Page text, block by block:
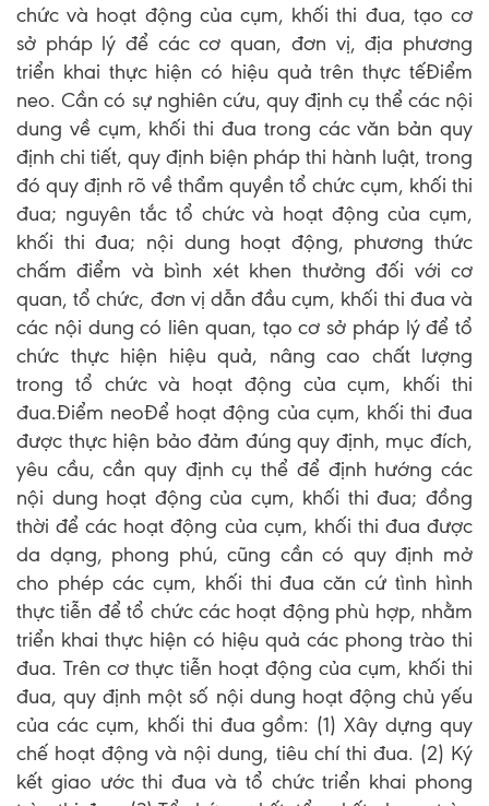
chức và hoạt động của cụm, khối thi đua, tạo cơ
sở pháp lý để các cơ quan, đơn vị, địa phương
triển khai thực hiện có hiệu quả trên thực tếĐiểm
neo. Cần có sự nghiên cứu, quy định cụ thể các nội
dung về cụm, khối thi đua trong các văn bản quy
định chi tiết, quy định biện pháp thi hành luật, trong
đó quy định rõ về thẩm quyền tổ chức cụm, khối thi
đua; nguyên tắc tổ chức và hoạt động của cụm,
khối thi đua; nội dung hoạt động, phương thức
chấm điểm và bình xét khen thưởng đối với cơ
quan, tổ chức, đơn vị dẫn đầu cụm, khối thi đua và
các nội dung có liên quan, tạo cơ sở pháp lý để tổ
chức thực hiện hiệu quả, nâng cao chất lượng
trong tổ chức và hoạt động của cụm, khối thi
đua.Điểm neoĐể hoạt động của cụm, khối thi đua
được thực hiện bảo đảm đúng quy định, mục đích,
yêu cầu, cần quy định cụ thể để định hướng các
nội dung hoạt động của cụm, khối thi đua; đồng
thời để các hoạt động của cụm, khối thi đua được
da dạng, phong phú, cũng cần có quy định mở
cho phép các cụm, khối thi đua căn cứ tình hình
thực tiễn để tổ chức các hoạt động phù hợp, nhằm
triển khai thực hiện có hiệu quả các phong trào thi
đua. Trên cơ thực tiễn hoạt động của cụm, khối thi
đua, quy định một số nội dung hoạt động chủ yếu
của các cụm, khối thi đua gồm: (1) Xây dựng quy
chế hoạt động và nội dung, tiêu chí thi đua. (2) Ký
kết giao ước thi đua và tổ chức triển khai phong